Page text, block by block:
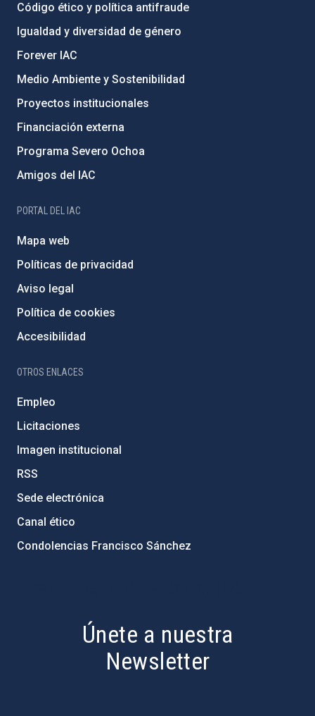
Código ético y política antifraude
Igualdad y diversidad de género
Forever IAC
Medio Ambiente y Sostenibilidad
Proyectos institucionales
Financiación externa
Programa Severo Ochoa
Amigos del IAC
PORTAL DEL IAC
Mapa web
Políticas de privacidad
Aviso legal
Política de cookies
Accesibilidad
OTROS ENLACES
Empleo
Licitaciones
Imagen institucional
RSS
Sede electrónica
Canal ético
Condolencias Francisco Sánchez
Únete a nuestra
Newsletter